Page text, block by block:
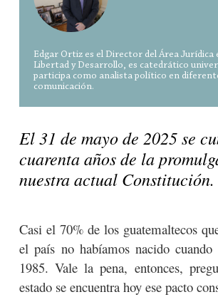
El 31 de mayo de 2025 se
cuarenta años de la
nuestra actual Constitución.
Casi el 70% de los guatemaltecos
el país no habíamos nacido
1985. Vale la pena, entonces,
estado se encuentra hoy ese pacto
Edgar Ortiz es el Director del Área Jurídica
Libertad y Desarrollo, es catedrático
participa como analista político en
comunicación.